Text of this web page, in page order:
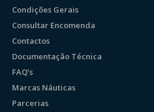
Condições Gerais
Consultar Encomenda
Contactos
Documentação Técnica
FAQ’s
Marcas Náuticas
Parcerias